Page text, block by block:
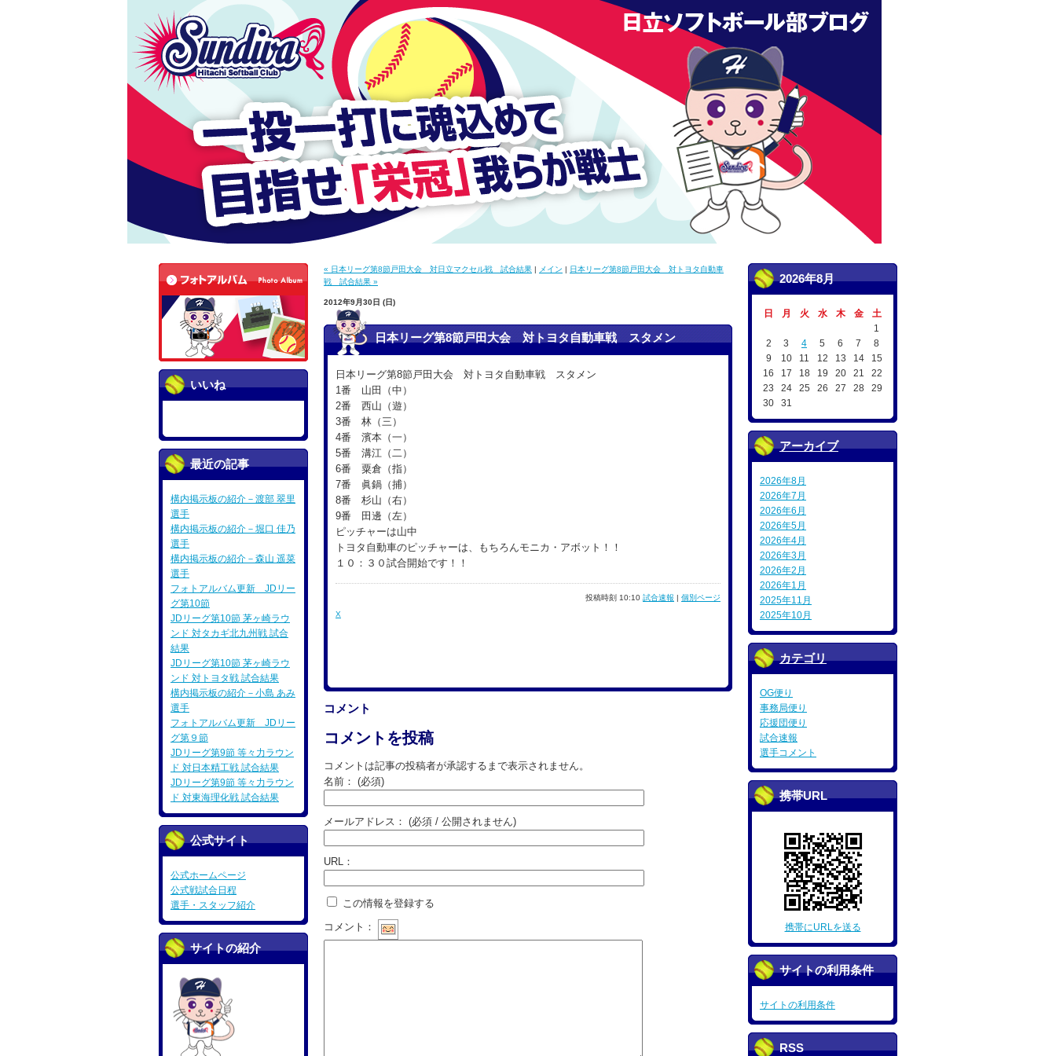
いいね
最近の記事
構内掲示板の紹介－渡部 翠里
選手
構内掲示板の紹介－堀口 佳乃
選手
構内掲示板の紹介－森山 遥菜
選手
フォトアルバム更新 JDリー
グ第10節
JDリーグ第10節 茅ヶ崎ラウ
ンド 対タカギ北九州戦 試合
結果
JDリーグ第10節 茅ヶ崎ラウ
ンド 対トヨタ戦 試合結果
構内掲示板の紹介－小島 あみ
選手
フォトアルバム更新 JDリー
グ第９節
JDリーグ第9節 等々力ラウン
ド 対日本精工戦 試合結果
JDリーグ第9節 等々力ラウン
ド 対東海理化戦 試合結果
公式サイト
公式ホームページ
公式戦試合日程
選手・スタッフ紹介
サイトの紹介
« 日本リーグ第8節戸田大会 対日立マクセル戦 試合結果 | メイン | 日本リーグ第8節戸田大会 対トヨタ自動車
戦 試合結果 »
2012年9月30日 (日)
日本リーグ第8節戸田大会 対トヨタ自動車戦 スタメン
日本リーグ第8節戸田大会 対トヨタ自動車戦 スタメン
1番 山田（中）
2番 西山（遊）
3番 林（三）
4番 濱本（一）
5番 溝江（二）
6番 粟倉（指）
7番 眞鍋（捕）
8番 杉山（右）
9番 田邊（左）
ピッチャーは山中
トヨタ自動車のピッチャーは、もちろんモニカ・アボット！！
１０：３０試合開始です！！
投稿時刻 10:10 試合速報 | 個別ページ
X
コメント
コメントを投稿
コメントは記事の投稿者が承認するまで表示されません。
名前： (必須)
メールアドレス： (必須 / 公開されません)
URL：
この情報を登録する
コメント：
2026年8月
日 月 火 水 木 金
土
1
2
3 4 5 6 7
8
9
10 11 12 13 14
15
16
17 18 19 20 21
22
23
24 25 26 27 28
29
30
31
アーカイブ
2026年8月
2026年7月
2026年6月
2026年5月
2026年4月
2026年3月
2026年2月
2026年1月
2025年11月
2025年10月
カテゴリ
OG便り
事務局便り
応援団便り
試合速報
選手コメント
携帯URL
携帯にURLを送る
サイトの利用条件
サイトの利用条件
RSS